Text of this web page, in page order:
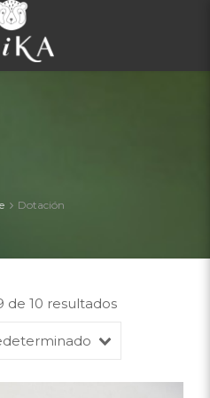
Dotación
de 10 resultados